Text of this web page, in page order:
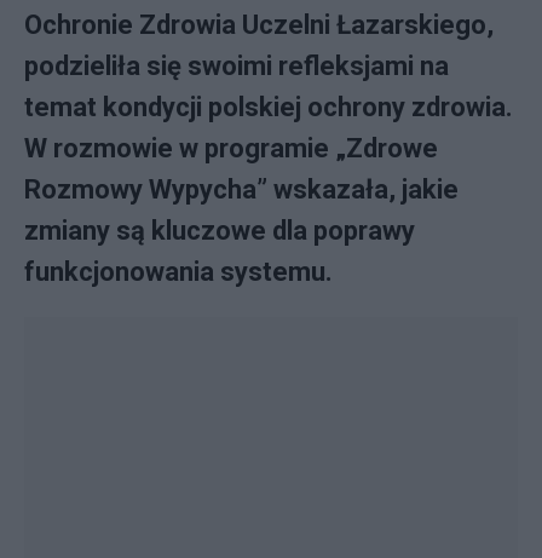
Ochronie Zdrowia Uczelni Łazarskiego,
podzieliła się swoimi refleksjami na
temat kondycji polskiej ochrony zdrowia.
W rozmowie w programie „Zdrowe
Rozmowy Wypycha” wskazała, jakie
zmiany są kluczowe dla poprawy
funkcjonowania systemu.